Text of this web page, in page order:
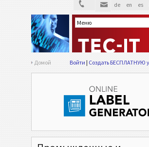
de en es
Домой Войти Создать БЕСПЛАТНУЮ